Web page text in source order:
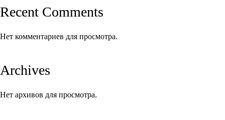
Recent Comments
Нет комментариев для просмотра.
Archives
Нет архивов для просмотра.